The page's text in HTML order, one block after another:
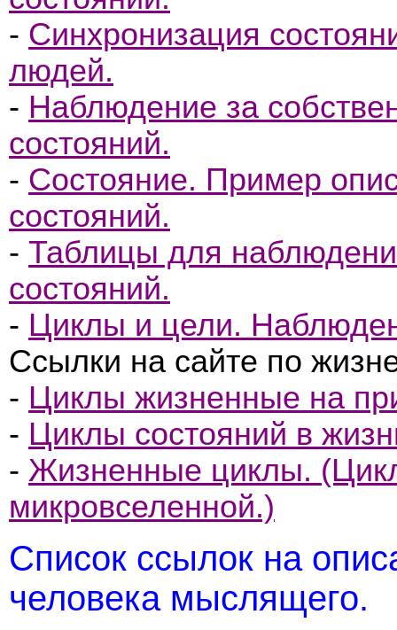
- Синхронизация
людей.
- Наблюдение за
состояний.
- Состояние. Пример
состояний.
- Таблицы для
состояний.
- Циклы и цели.
Ссылки на сайте по
- Циклы жизненные на
- Циклы состояний в
- Жизненные циклы.
микровселенной.)
Список ссылок на
человека мыслящего.